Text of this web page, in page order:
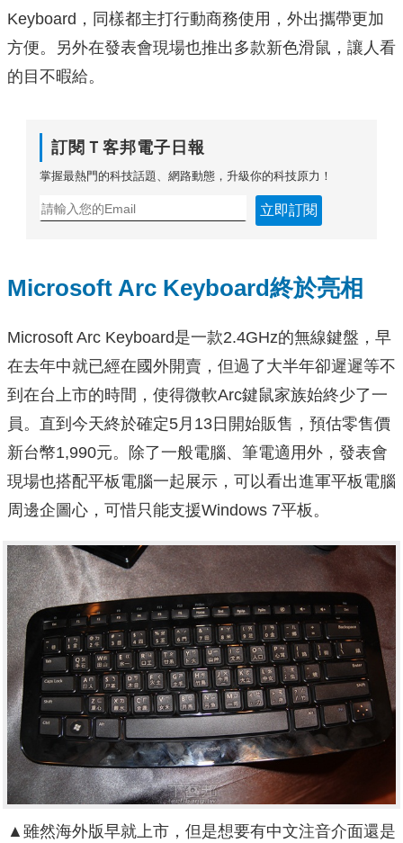
Keyboard，同樣都主打行動商務使用，外出攜帶更加
方便。另外在發表會現場也推出多款新色滑鼠，讓人看
的目不暇給。
訂閱Ｔ客邦電子日報
掌握最熱門的科技話題、網路動態，升級你的科技原力！
立即訂閱
Microsoft Arc Keyboard終於亮相
Microsoft Arc Keyboard是一款2.4GHz的無線鍵盤，早
在去年中就已經在國外開賣，但過了大半年卻遲遲等不
到在台上市的時間，使得微軟Arc鍵鼠家族始終少了一
員。直到今天終於確定5月13日開始販售，預估零售價
新台幣1,990元。除了一般電腦、筆電適用外，發表會
現場也搭配平板電腦一起展示，可以看出進軍平板電腦
周邊企圖心，可惜只能支援Windows 7平板。
▲雖然海外版早就上市，但是想要有中文注音介面還是